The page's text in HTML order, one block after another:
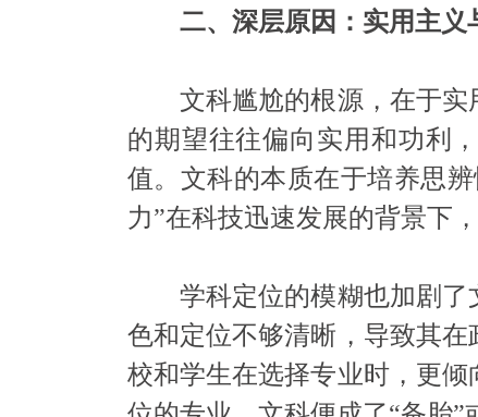
二、深层原因：实用主义
文科尴尬的根源，在于实
的期望往往偏向实用和功利
值。文科的本质在于培养思
力”在科技迅速发展的背景下
学科定位的模糊也加剧了
色和定位不够清晰，导致其
校和学生在选择专业时，更